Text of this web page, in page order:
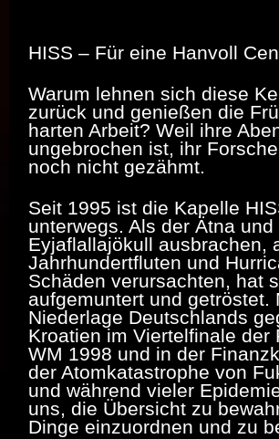
HISS – Für eine Hanvoll
Warum lehnen sich diese
zurück und genießen die
harten Arbeit? Weil ihre
ungebrochen ist, ihr
noch nicht gezähmt.
Seit 1995 ist die Kapelle
unterwegs. Als der Ätna und
Eyjaflallajökull ausbrachen,
Jahrhundertfluten und
Schäden verursachten, hat
aufgemuntert und getröstet.
Niederlage Deutschlands
Kroatien im Viertelfinale der
WM 1998 und in der
der Atomkatastrophe von
und während vieler
uns, die Übersicht zu
Dinge einzuordnen und zu